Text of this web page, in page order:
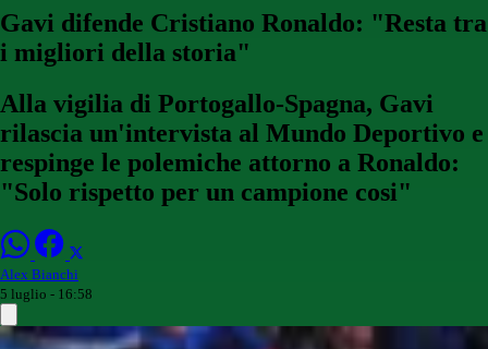
Gavi difende Cristiano Ronaldo: "Resta tra
i migliori della storia"
Alla vigilia di Portogallo-Spagna, Gavi
rilascia un'intervista al Mundo Deportivo e
respinge le polemiche attorno a Ronaldo:
"Solo rispetto per un campione cosi"
Alex Bianchi
5 luglio - 16:58